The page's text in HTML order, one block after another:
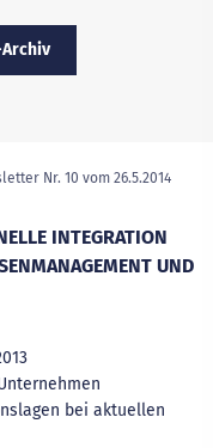
Nr. 10 vom 26.5.2014
INTEGRATION
UND
bei aktuellen